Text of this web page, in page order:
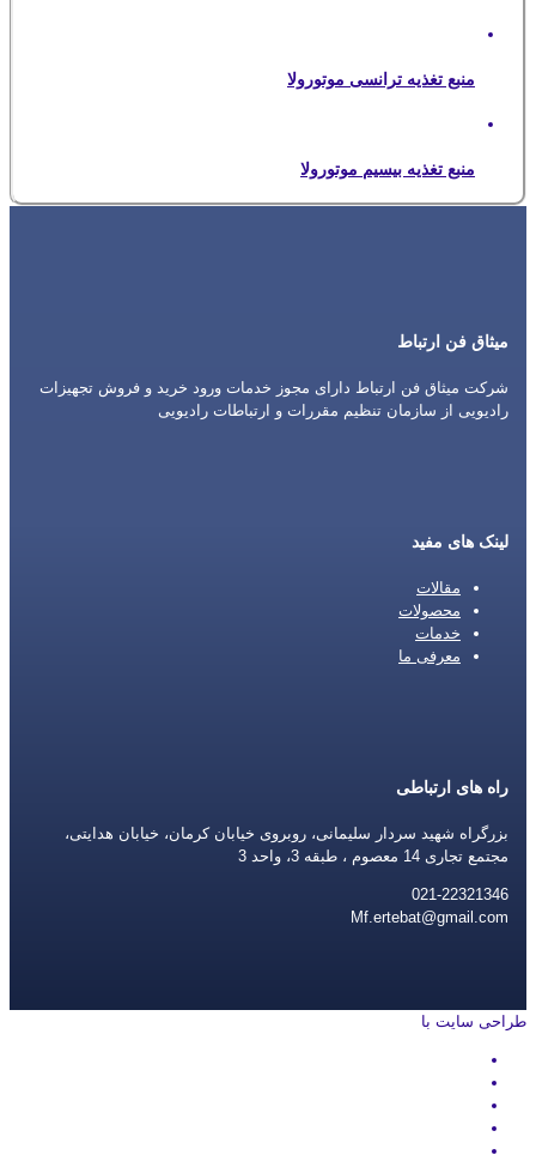
منبع تغذیه ترانسی موتورولا
منبع تغذیه بیسیم موتورولا
میثاق فن ارتباط
شرکت میثاق فن ارتباط دارای مجوز خدمات ورود خرید و فروش تجهیزات
رادیویی از سازمان تنظیم مقررات و ارتباطات رادیویی
لینک های مفید
مقالات
محصولات
خدمات
معرفی ما
راه های ارتباطی
بزرگراه شهید سردار سلیمانی، روبروی خیابان کرمان، خیابان هدایتی،
مجتمع تجاری 14 معصوم ، طبقه 3، واحد 3
021-22321346
Mf.ertebat@gmail.com
طراحی سایت با